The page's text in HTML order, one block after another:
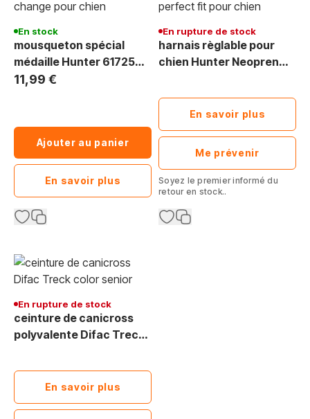
En stock
mousqueton spécial
médaille Hunter 61725
Easy Change
11,99 €
Ajouter au panier
En savoir plus
En rupture de stock
harnais règlable pour
chien Hunter Neopren
En savoir plus
Me prévenir
Soyez le premier informé du
retour en stock..
En rupture de stock
ceinture de canicross
polyvalente Difac Treck
En savoir plus